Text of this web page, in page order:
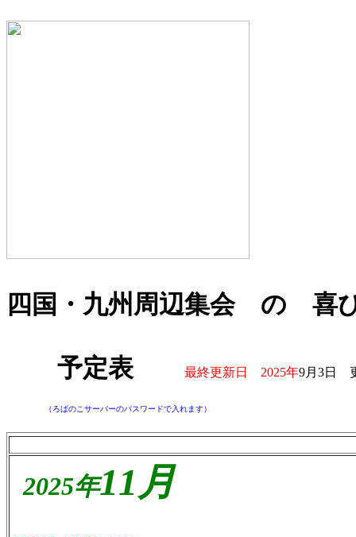
四国・九州周辺集会 の 喜
予定表 最終更新日 2025年9月3日
（ろばのこサーバーのパスワードで入れます）
2025年11月